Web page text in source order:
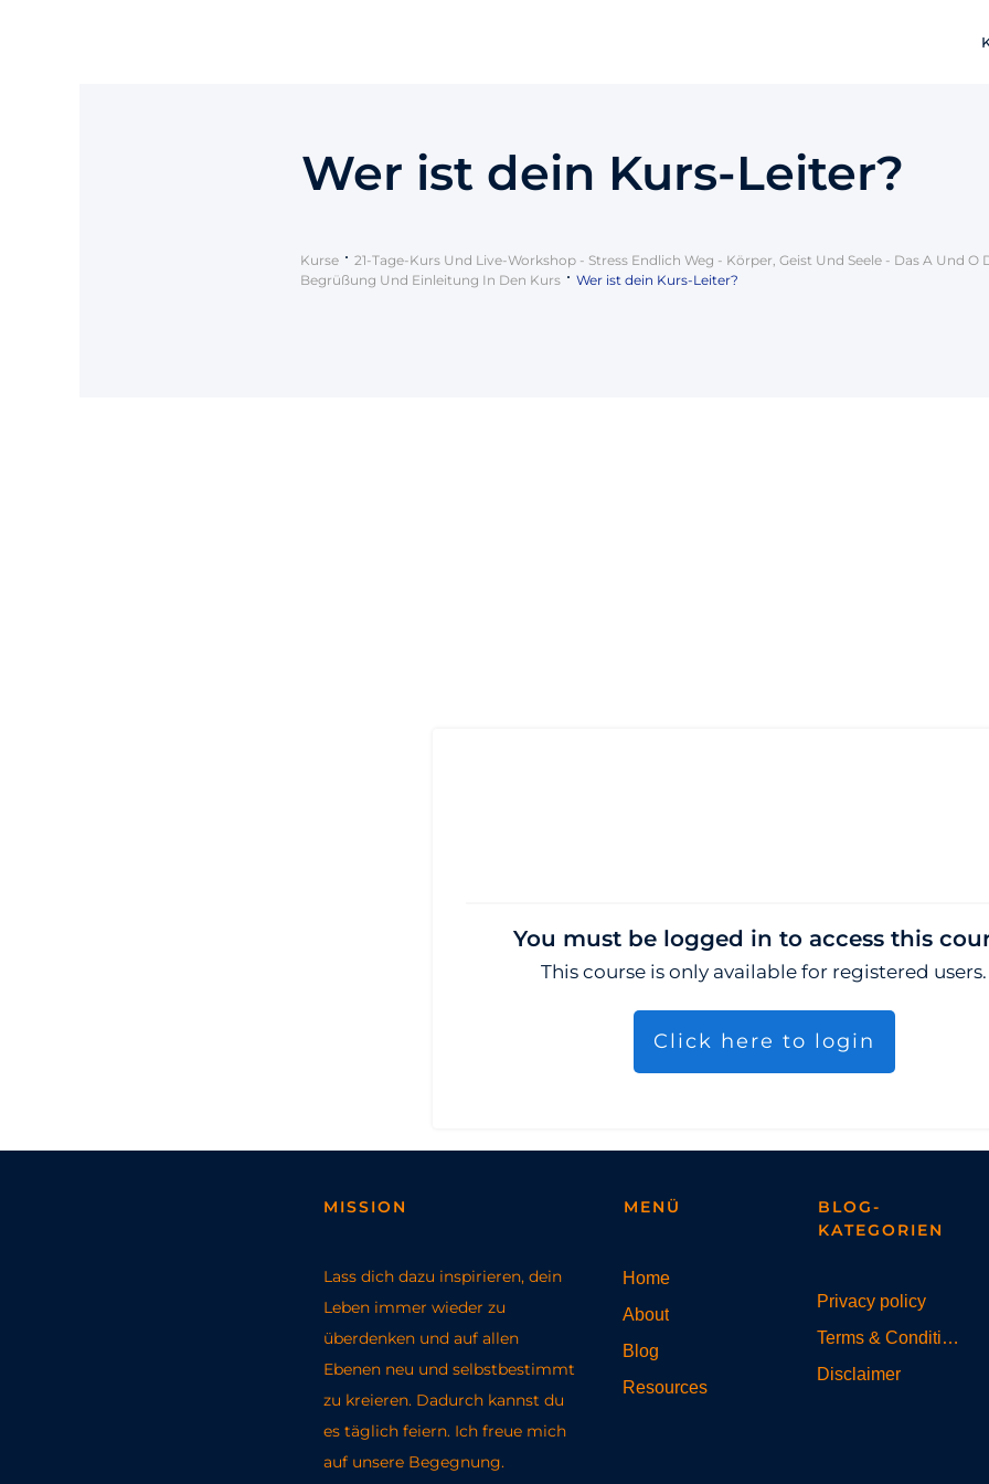
Wer ist dein Kurs-Leiter?
Kurse
21-Tage-Kurs Und Live-Workshop - Stress Endlich Weg - Körper, Geist Und Seele - Das A Und O
Begrüßung Und Einleitung In Den Kurs
Wer ist dein Kurs-Leiter?
You must be logged in to access this
This course is only available for registered users.
Click here to login
MISSION
Lass dich dazu inspirieren, dein
Leben immer wieder zu
überdenken und auf allen
Ebenen neu und selbstbestimmt
zu kreieren. Dadurch kannst du
es täglich feiern. Ich freue mich
auf unsere Begegnung.
MENÜ
Home
About
Blog
Resources
BLOG-
KATEGORIEN
Privacy policy
Terms & Conditions
Disclaimer